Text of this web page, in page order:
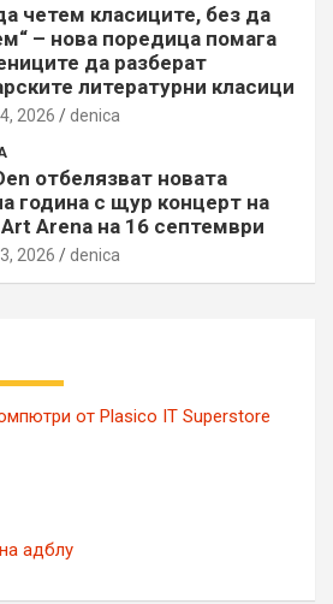
четем класиците, без да
– нова поредица помага
да разберат
литературни класици
2026 denica
отбелязват новата
година с щур концерт на
Arena на 16 септември
2026 denica
от Plasico IT Superstore
адблу